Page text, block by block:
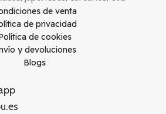
de venta
de privacidad
de cookies
y devoluciones
Blogs